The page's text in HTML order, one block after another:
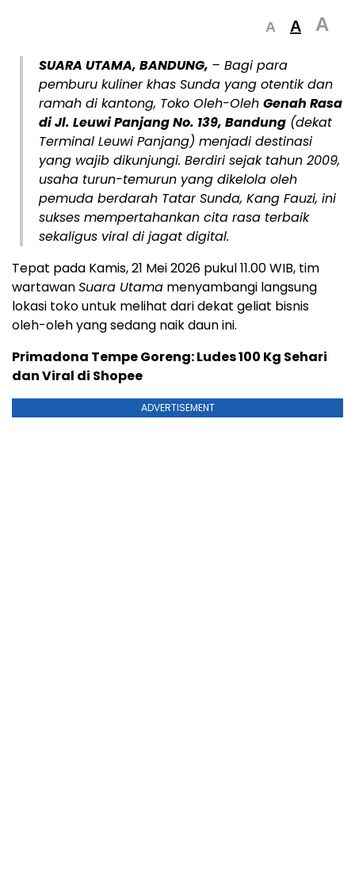
A A A
SUARA UTAMA, BANDUNG, – Bagi para
pemburu kuliner khas Sunda yang otentik dan
ramah di kantong, Toko Oleh-Oleh Genah Rasa
di Jl. Leuwi Panjang No. 139, Bandung (dekat
Terminal Leuwi Panjang) menjadi destinasi
yang wajib dikunjungi. Berdiri sejak tahun 2009,
usaha turun-temurun yang dikelola oleh
pemuda berdarah Tatar Sunda, Kang Fauzi, ini
sukses mempertahankan cita rasa terbaik
sekaligus viral di jagat digital.
Tepat pada Kamis, 21 Mei 2026 pukul 11.00 WIB, tim
wartawanSuara Utama menyambangi langsung
lokasi toko untuk melihat dari dekat geliat bisnis
oleh-oleh yang sedang naik daun ini.
Primadona Tempe Goreng: Ludes 100 Kg Sehari
dan Viral di Shopee
ADVERTISEMENT